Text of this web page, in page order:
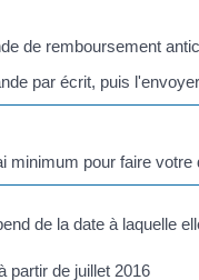
de remboursement
par écrit, puis
minimum pour faire votre
de la date à laquelle
partir de juillet 2016